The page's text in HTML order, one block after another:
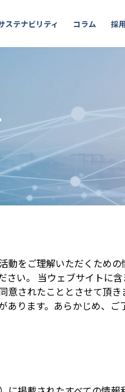
ステナビリティ コラム 採
動をご理解いただくための
さい。 当ウェブサイトに
されたこととさせて頂き
ります。あらかじめ、ご